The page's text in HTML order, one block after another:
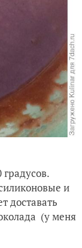
градусов.
и
доставать
(у меня